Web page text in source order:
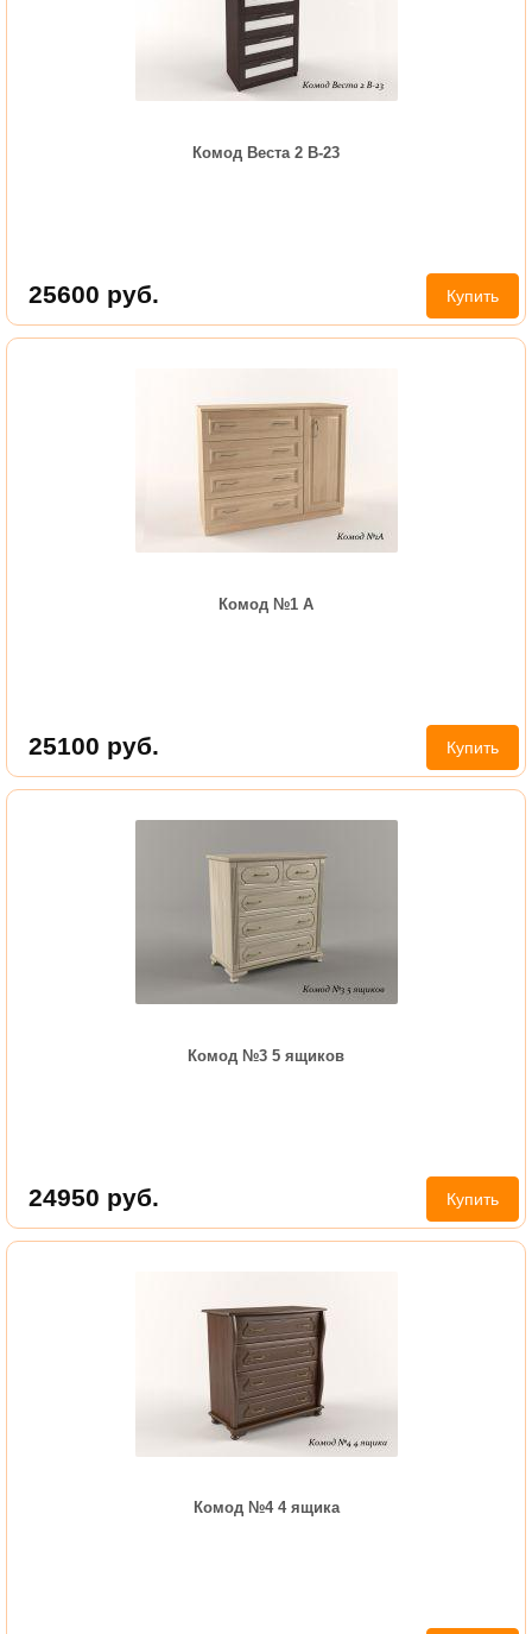
Комод Веста 2 В-23
25600 руб. Купить
Комод №1 А
25100 руб. Купить
Комод №3 5 ящиков
24950 руб. Купить
Комод №4 4 ящика